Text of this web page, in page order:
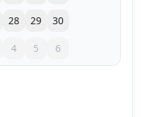
28 29 30
4 5 6